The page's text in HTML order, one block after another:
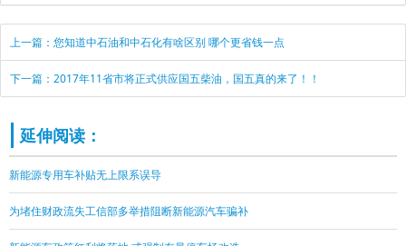
上一篇：您知道中石油和中石化有啥区别 哪个更省钱一点
下一篇：2017年11省市将正式供应国五柴油，国五真的来了！！
延伸阅读：
新能源专用车补贴无上限系误导
为堵住财政流失工信部多举措阻断新能源汽车骗补